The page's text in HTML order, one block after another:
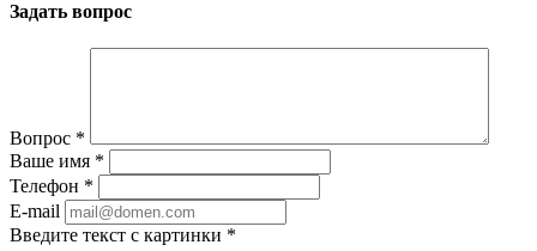
Задать вопрос
Вопрос *
Ваше имя *
Телефон *
E-mail
Введите текст с картинки *